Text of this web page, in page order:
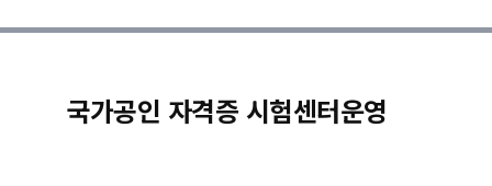
국가공인 자격증 시험센터운영